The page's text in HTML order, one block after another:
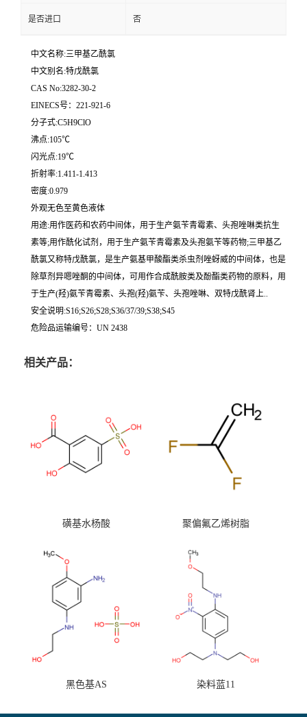
是否进口 否
中文名称:三甲基乙酰氯
中文别名:特戊酰氯
CAS No:3282-30-2
EINECS号：221-921-6
分子式:C5H9ClO
沸点:105℃
闪光点:19℃
折射率:1.411-1.413
密度:0.979
外观无色至黄色液体
用途:用作医药和农药中间体，用于生产氨苄青霉素、头孢唑啉类抗生
素等;用作酰化试剂，用于生产氨苄青霉素及头孢氨苄等药物;三甲基乙
酰氯又称特戊酰氯，是生产氨基甲酸酯类杀虫剂唑蚜威的中间体，也是
除草剂异嗯唑酮的中间体，可用作合成酰胺类及酚酯类药物的原料，用
于生产(羟)氨苄青霉素、头孢(羟)氨苄、头孢唑啉、双特戊酰肾上..
安全说明:S16;S26;S28;S36/37/39;S38;S45
危险品运输编号：UN 2438
相关产品：
磺基水杨酸 聚偏氟乙烯树脂
黑色基AS 染料蓝11